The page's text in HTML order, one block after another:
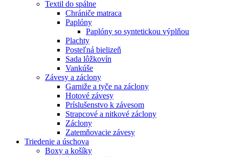
Textil do spálne
Chrániče matraca
Paplóny
Paplóny so syntetickou výplňou
Plachty
Posteľná bielizeň
Sada lôžkovín
Vankúše
Závesy a záclony
Garniže a tyče na záclony
Hotové závesy
Príslušenstvo k závesom
Strapcové a nitkové záclony
Záclony
Zatemňovacie závesy
Triedenie a úschova
Boxy a košíky